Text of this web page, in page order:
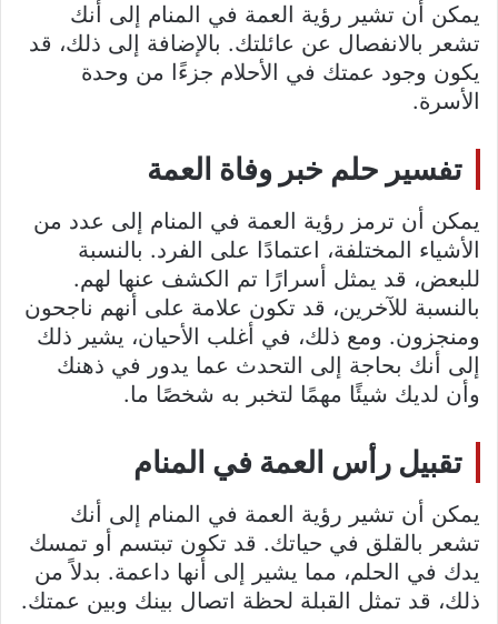
يمكن أن تشير رؤية العمة في المنام إلى أنك
تشعر بالانفصال عن عائلتك. بالإضافة إلى ذلك، قد
يكون وجود عمتك في الأحلام جزءًا من وحدة
الأسرة.
تفسير حلم خبر وفاة العمة
يمكن أن ترمز رؤية العمة في المنام إلى عدد من
الأشياء المختلفة، اعتمادًا على الفرد. بالنسبة
للبعض، قد يمثل أسرارًا تم الكشف عنها لهم.
بالنسبة للآخرين، قد تكون علامة على أنهم ناجحون
ومنجزون. ومع ذلك، في أغلب الأحيان، يشير ذلك
إلى أنك بحاجة إلى التحدث عما يدور في ذهنك
وأن لديك شيئًا مهمًا لتخبر به شخصًا ما.
تقبيل رأس العمة في المنام
يمكن أن تشير رؤية العمة في المنام إلى أنك
تشعر بالقلق في حياتك. قد تكون تبتسم أو تمسك
يدك في الحلم، مما يشير إلى أنها داعمة. بدلاً من
ذلك، قد تمثل القبلة لحظة اتصال بينك وبين عمتك.